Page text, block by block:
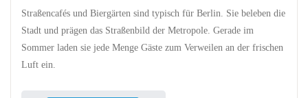
Straßencafés und Biergärten sind typisch für Berlin. Sie beleben die
Stadt und prägen das Straßenbild der Metropole. Gerade im
Sommer laden sie jede Menge Gäste zum Verweilen an der frischen
Luft ein.